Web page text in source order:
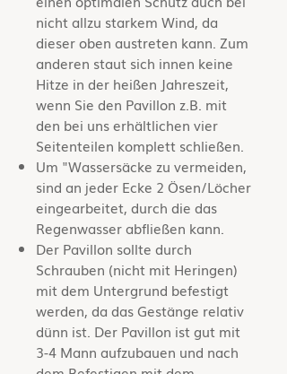
nicht allzu starkem Wind, da
dieser oben austreten kann. Zum
anderen staut sich innen keine
Hitze in der heißen Jahreszeit,
wenn Sie den Pavillon z.B. mit
den bei uns erhältlichen vier
Seitenteilen komplett schließen.
Um "Wassersäcke zu vermeiden,
sind an jeder Ecke 2 Ösen/Löcher
eingearbeitet, durch die das
Regenwasser abfließen kann.
Der Pavillon sollte durch
Schrauben (nicht mit Heringen)
mit dem Untergrund befestigt
werden, da das Gestänge relativ
dünn ist. Der Pavillon ist gut mit
3-4 Mann aufzubauen und nach